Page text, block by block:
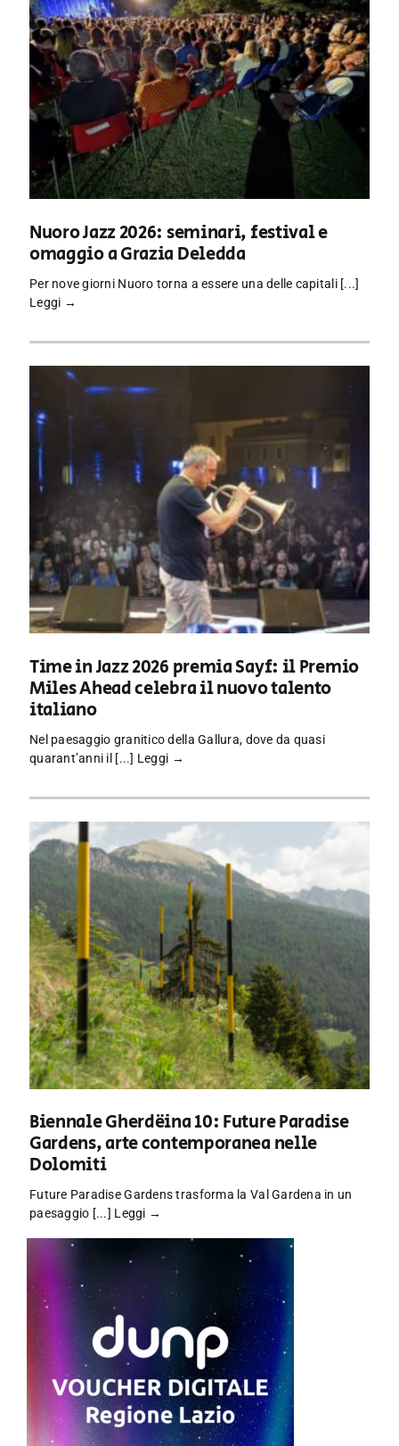
Nuoro Jazz 2026: seminari, festival e
omaggio a Grazia Deledda
Per nove giorni Nuoro torna a essere una delle capitali [...]
Leggi →
Time in Jazz 2026 premia Sayf: il Premio
Miles Ahead celebra il nuovo talento
italiano
Nel paesaggio granitico della Gallura, dove da quasi
quarant’anni il [...] Leggi →
Biennale Gherdëina 10: Future Paradise
Gardens, arte contemporanea nelle
Dolomiti
Future Paradise Gardens trasforma la Val Gardena in un
paesaggio [...] Leggi →